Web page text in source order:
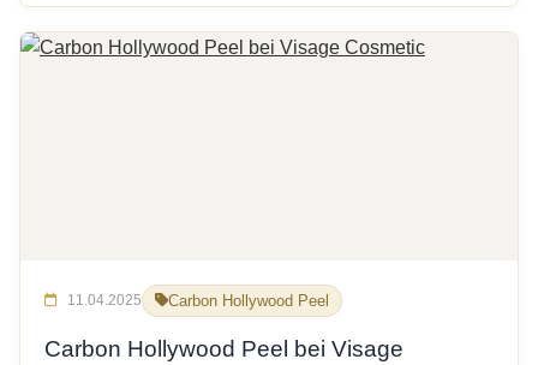
11.04.2025 Carbon Hollywood Peel
Carbon Hollywood Peel bei Visage